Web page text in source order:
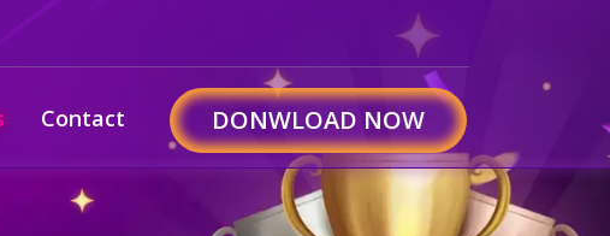
Contact DONWLOAD NOW